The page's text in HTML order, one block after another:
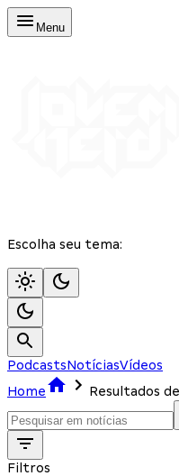
Menu
Escolha seu tema:
PodcastsNotíciasVídeos
Home
Resultados
Filtros